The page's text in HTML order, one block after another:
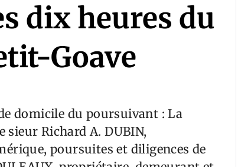
dix heures du
Goave
domicile du poursuivant : La
sieur Richard A. DUBIN,
poursuites et diligences de